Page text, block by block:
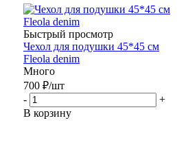
Быстрый просмотр
Чехол для подушки 45*45 см
Fleola denim
Много
700 ₽/шт
-
+
В корзину